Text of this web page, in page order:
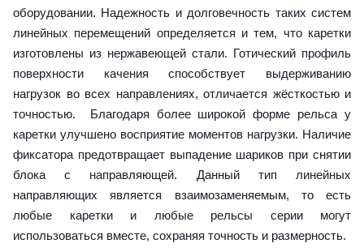
оборудовании. Надежность и долговечность таких систем
линейных перемещений определяется и тем, что каретки
изготовлены из нержавеющей стали. Готический профиль
поверхности качения способствует выдерживанию
нагрузок во всех направлениях, отличается жёсткостью и
точностью. Благодаря более широкой форме рельса у
каретки улучшено восприятие моментов нагрузки. Наличие
фиксатора предотвращает выпадение шариков при снятии
блока с направляющей. Данный тип линейных
направляющих является взаимозаменяемым, то есть
любые каретки и любые рельсы серии могут
использоваться вместе, сохраняя точность и размерность.